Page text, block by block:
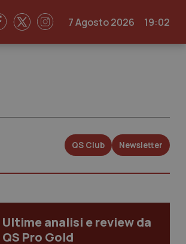
7 Agosto 2026 19:02
QS Club Newsletter
Ultime analisi e review da
QS Pro Gold